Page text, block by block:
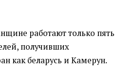
работают только пять
получивших
как беларусь и Камерун.